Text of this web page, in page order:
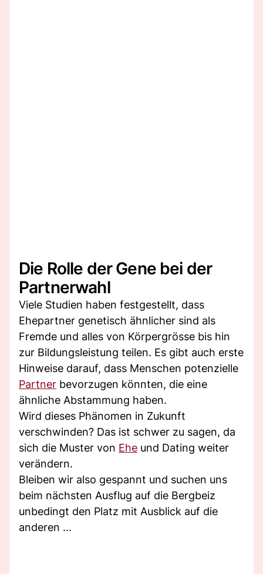
Die Rolle der Gene bei der
Partnerwahl
Viele Studien haben festgestellt, dass
Ehepartner genetisch ähnlicher sind als
Fremde und alles von Körpergrösse bis hin
zur Bildungsleistung teilen. Es gibt auch erste
Hinweise darauf, dass Menschen potenzielle
Partner bevorzugen könnten, die eine
ähnliche Abstammung haben.
Wird dieses Phänomen in Zukunft
verschwinden? Das ist schwer zu sagen, da
sich die Muster von Ehe und Dating weiter
verändern.
Bleiben wir also gespannt und suchen uns
beim nächsten Ausflug auf die Bergbeiz
unbedingt den Platz mit Ausblick auf die
anderen ...